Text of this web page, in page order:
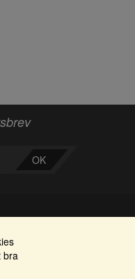
OK
/ alkolås
bra